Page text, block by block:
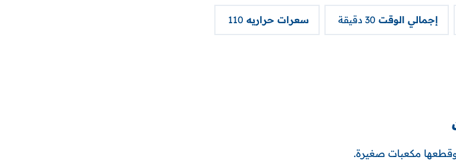
إجمالي الوقت 30 دقيقة سعرات حراريه 110
مكعبات صغيرة.